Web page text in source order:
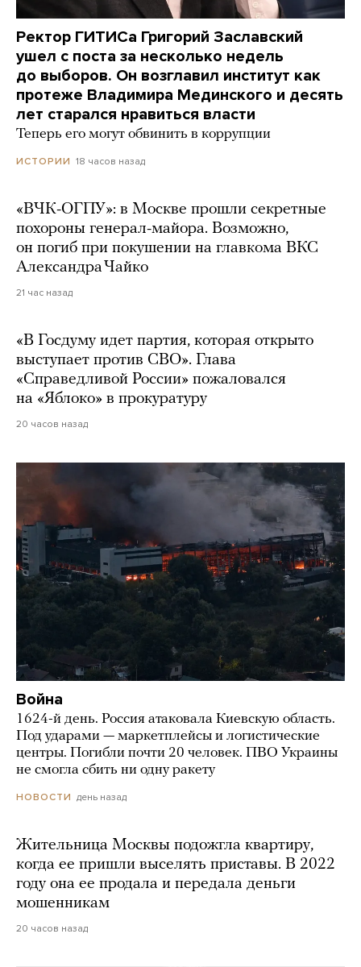
Ректор ГИТИСа Григорий Заславский
ушел с поста за несколько недель
до выборов. Он возглавил институт как
протеже Владимира Мединского и десять
лет старался нравиться власти
Теперь его могут обвинить в коррупции
ИСТОРИИ 18 часов назад
«ВЧК-ОГПУ»: в Москве прошли секретные
похороны генерал-майора. Возможно,
он погиб при покушении на главкома ВКС
Александра Чайко
21 час назад
«В Госдуму идет партия, которая открыто
выступает против СВО». Глава
«Справедливой России» пожаловался
на «Яблоко» в прокуратуру
20 часов назад
Война
1624-й день. Россия атаковала Киевскую область.
Под ударами — маркетплейсы и логистические
центры. Погибли почти 20 человек. ПВО Украины
не смогла сбить ни одну ракету
НОВОСТИ день назад
Жительница Москвы подожгла квартиру,
когда ее пришли выселять приставы. В 2022
году она ее продала и передала деньги
мошенникам
20 часов назад